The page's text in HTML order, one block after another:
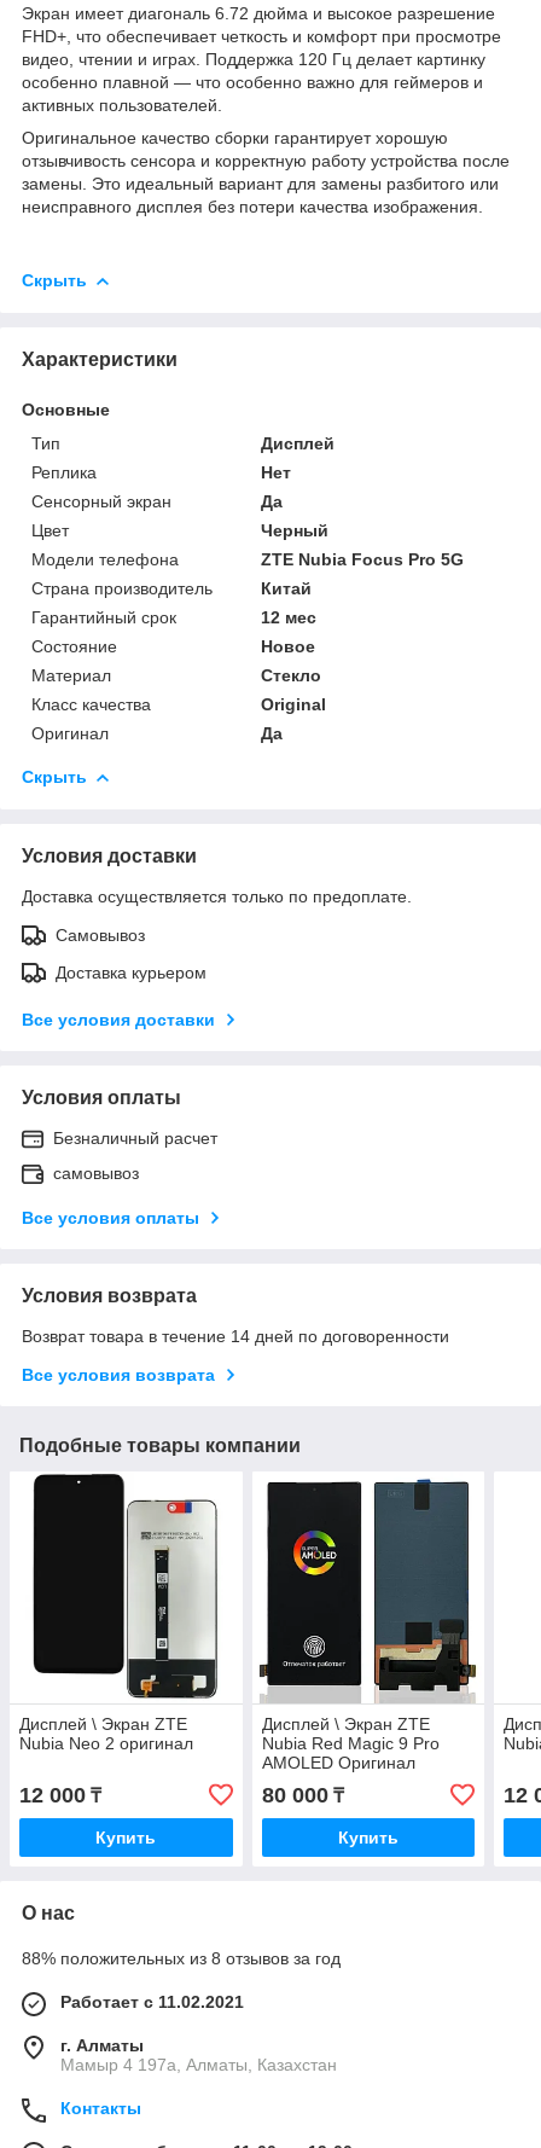
Экран имеет диагональ 6.72 дюйма и высокое разрешение
FHD+, что обеспечивает четкость и комфорт при просмотре
видео, чтении и играх. Поддержка 120 Гц делает картинку
особенно плавной — что особенно важно для геймеров и
активных пользователей.
Оригинальное качество сборки гарантирует хорошую
отзывчивость сенсора и корректную работу устройства после
замены. Это идеальный вариант для замены разбитого или
неисправного дисплея без потери качества изображения.
Скрыть
Характеристики
Основные
Тип
Дисплей
Реплика
Нет
Сенсорный экран
Да
Цвет
Черный
Модели телефона
ZTE Nubia Focus Pro 5G
Страна производитель
Китай
Гарантийный срок
12 мес
Состояние
Новое
Материал
Стекло
Класс качества
Original
Оригинал
Да
Скрыть
Условия доставки
Доставка осуществляется только по предоплате.
Самовывоз
Доставка курьером
Все условия доставки
Условия оплаты
Безналичный расчет
самовывоз
Все условия оплаты
Условия возврата
Возврат товара в течение 14 дней по договоренности
Все условия возврата
Подобные товары компании
Дисплей \ Экран ZTE
Nubia Neo 2 оригинал
12 000 ₸
Купить
Дисплей \ Экран ZTE
Nubia Red Magic 9 Pro
AMOLED Оригинал
80 000₸
Купить
12
О нас
88% положительных из 8 отзывов за год
Работает с 11.02.2021
г. Алматы
Мамыр 4 197а, Алматы, Казахстан
Контакты